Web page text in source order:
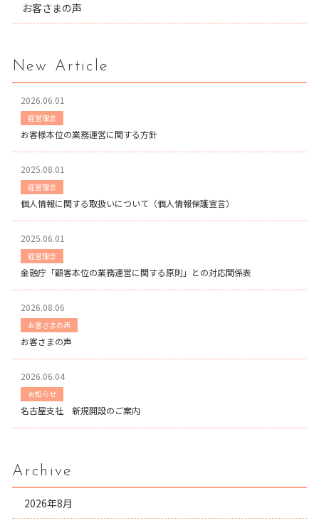
お客さまの声
New Article
2026.06.01
経営理念
お客様本位の業務運営に関する方針
2025.08.01
経営理念
個人情報に関する取扱いについて（個人情報保護宣言）
2025.06.01
経営理念
金融庁「顧客本位の業務運営に関する原則」との対応関係表
2026.08.06
お客さまの声
お客さまの声
2026.06.04
お知らせ
名古屋支社 新規開設のご案内
Archive
2026年8月